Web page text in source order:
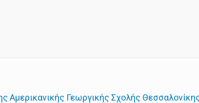
Αμερικανικής Γεωργικής Σχολής